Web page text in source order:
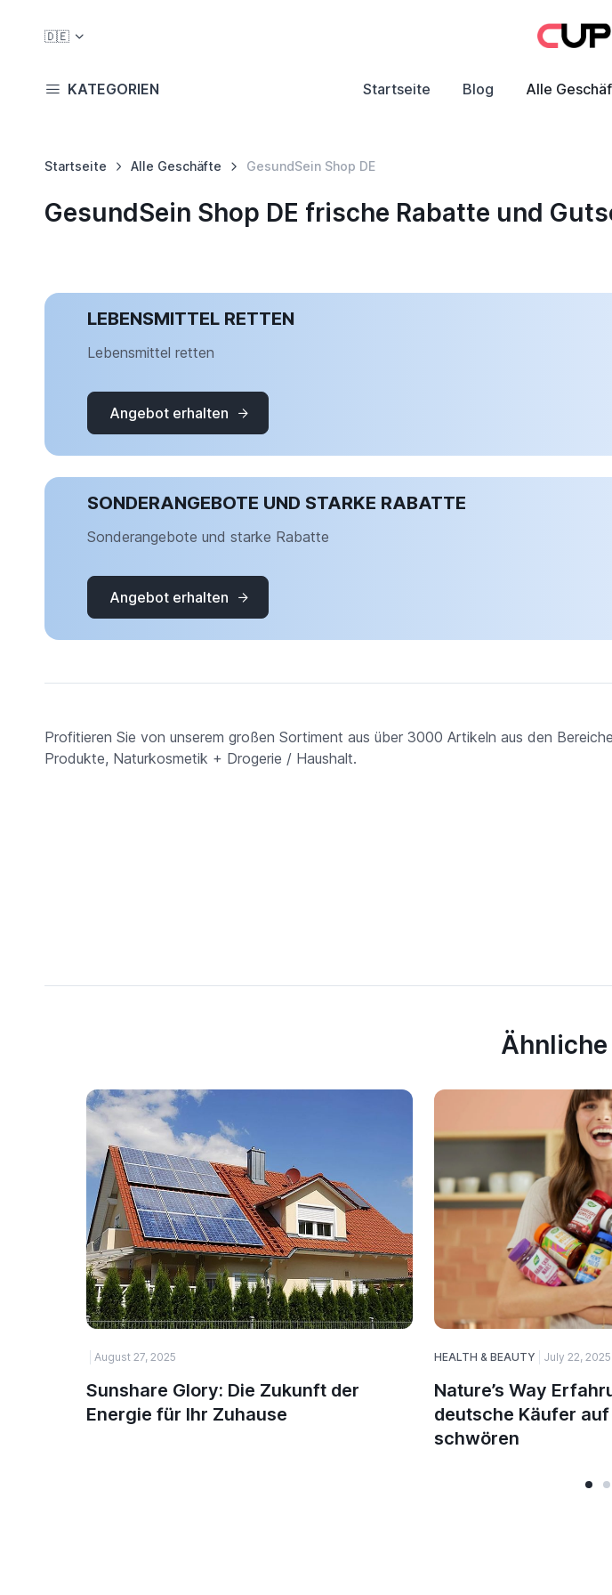
🇩🇪
KATEGORIEN Startseite Blog Alle
Startseite Alle Geschäfte GesundSein Shop DE
GesundSein Shop DE frische Rabatte und
LEBENSMITTEL RETTEN
Lebensmittel retten
Angebot erhalten
SONDERANGEBOTE UND STARKE RABATTE
Sonderangebote und starke Rabatte
Angebot erhalten
Profitieren Sie von unserem großen Sortiment aus über 3000 Artikeln aus den
Produkte, Naturkosmetik + Drogerie / Haushalt.
August 27, 2025
Sunshare Glory: Die Zukunft der
Energie für Ihr Zuhause
HEALTH & BEAUTY July 22, 2025
Nature’s Way
deutsche Käufer
schwören